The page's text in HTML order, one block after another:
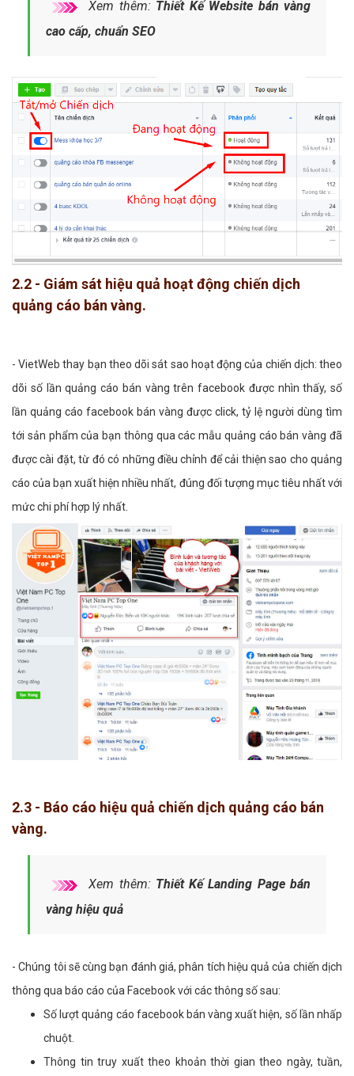
Xem thêm: Thiết Kế Website bán vàng
cao cấp, chuẩn SEO
2.2 - Giám sát hiệu quả hoạt động chiến dịch
quảng cáo bán vàng.
- VietWeb thay bạn theo dõi sát sao hoạt động của chiến dịch: theo
dõi số lần quảng cáo bán vàng trên facebook được nhìn thấy, số
lần quảng cáo facebook bán vàng được click, tỷ lệ người dùng tìm
tới sản phẩm của bạn thông qua các mẫu quảng cáo bán vàng đã
được cài đặt, từ đó có những điều chỉnh để cải thiện sao cho quảng
cáo của bạn xuất hiện nhiều nhất, đúng đối tượng mục tiêu nhất với
mức chi phí hợp lý nhất.
2.3 - Báo cáo hiệu quả chiến dịch quảng cáo bán
vàng.
Xem thêm: Thiết Kế Landing Page bán
vàng hiệu quả
- Chúng tôi sẽ cùng bạn đánh giá, phân tích hiệu quả của chiến dịch
thông qua báo cáo của Facebook với các thông số sau:
Số lượt quảng cáo facebook bán vàng xuất hiện, số lần nhấp
chuột.
Thông tin truy xuất theo khoản thời gian theo ngày, tuần,